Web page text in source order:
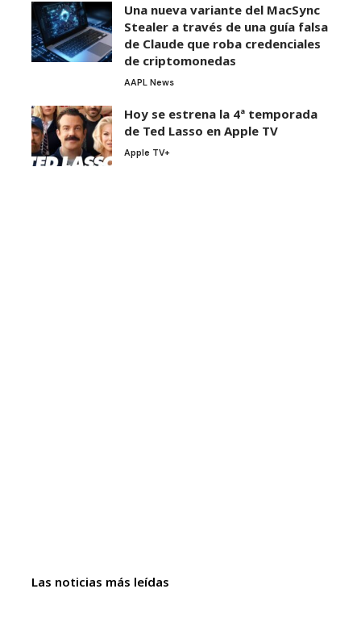
Una nueva variante del MacSync
Stealer a través de una guía falsa
de Claude que roba credenciales
de criptomonedas
AAPL News
Hoy se estrena la 4ª temporada
de Ted Lasso en Apple TV
Apple TV+
Las noticias más leídas